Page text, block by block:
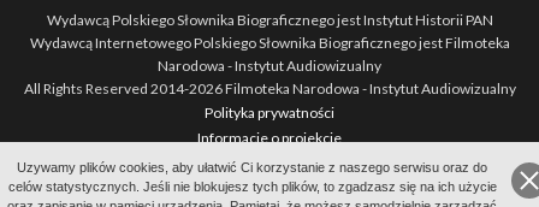
Uzywamy plików cookies, aby ułatwić Ci korzystanie z naszego serwisu oraz do
celów statystycznych. Jeśli nie blokujesz tych plików, to zgadzasz się na ich użycie
Wydawcą Polskiego Słownika Biograficznego jest Instytut Historii PAN
Wydawcą Internetowego Polskiego Słownika Biograficznego jest Filmoteka
Narodowa - Instytut Audiowizualny
All Rights Reserved 2014-2026Filmoteka Narodowa - Instytut Audiowizualny
Polityka prywatności
Informacje o projekcie
Kontakt
Regulamin